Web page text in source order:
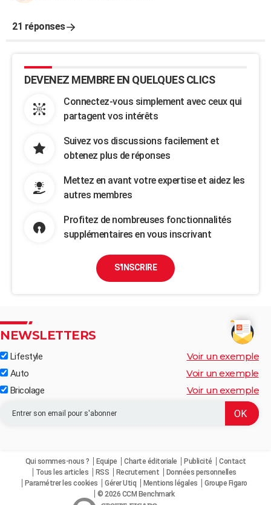
21 réponses
DEVENEZ MEMBRE EN QUELQUES CLICS
Connectez-vous simplement avec ceux qui
partagent vos intérêts
Suivez vos discussions facilement et
obtenez plus de réponses
Mettez en avant votre expertise et aidez les
autres membres
Profitez de nombreuses fonctionnalités
supplémentaires en vous inscrivant
S'INSCRIRE
NEWSLETTERS
Lifestyle Voir un exemple
Auto Voir un exemple
Bricolage Voir un exemple
Qui sommes-nous ? Equipe Charte éditoriale Publicité
Contact
Tous les articles
RSS Recrutement
Données personnelles
Paramétrer les cookies
Gérer Utiq Mentions légales
Groupe Figaro
© 2026 CCM Benchmark